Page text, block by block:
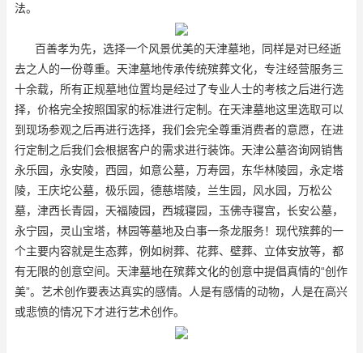
法。
百善孝为先，选择一个风景优美的天津墓地，同样是对已经逝
去之人的一份尊重。天津墓地传承传统殡葬文化，专注经营服务三
十余载，所有正规墓地位置均是经过了专业人士的考核之后进行选
择，价格完全按照国家的标准进行定制。在天津墓地这里选取可以
到现场参观之后再进行选择，我们会完全尊重消费者的意愿，在进
行定制之后我们会根据客户的需求进行装饰。天津公墓咨询网销售
永乐园，永安陵，西园，如意公墓，万寿园，东华林陵园，永定塔
陵，王庆坨公墓，极乐园，德慈塔陵，兰生园，风水园，万松公
墓，津西长青园，天福陵园，西城寝园，玉佛寺寝宫，长安公墓，
永宁园，灵山宝塔，林园等墓地及白事一条龙服务！现代殡葬的一
个主要内容就是生态葬，例如树葬、花葬、壁葬、立体安放等，都
有无限的创意空间。天津墓地在殡葬文化的创意中提倡真情的“创作
美”。艺术创作要表达真实的感情。人是有感情的动物，人是在高兴
或悲愤的情况下才进行艺术创作。